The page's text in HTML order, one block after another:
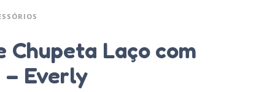
Chupeta Laço com
– Everly